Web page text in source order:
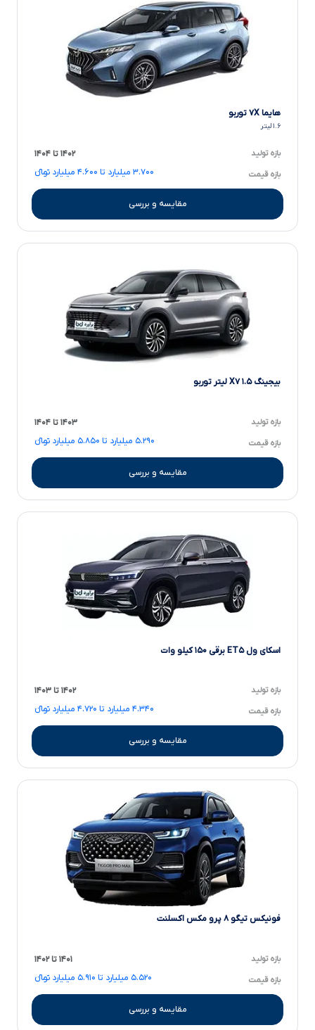
هایما ۷X توربو
۱.۶ لیتر
بازه تولید ۱۴۰۲ تا ۱۴۰۴
بازه قیمت ۳.۷۰۰ میلیارد تا ۴.۶۰۰ میلیارد تومانءءء
مقایسه و بررسی
بیجینگ X۷ ۱.۵ لیتر توربو
بازه تولید ۱۴۰۳ تا ۱۴۰۴
بازه قیمت ۵.۲۹۰ میلیارد تا ۵.۸۵۰ میلیارد تومانءءء
مقایسه و بررسی
اسکای ول ET۵ برقی ۱۵۰ کیلو وات
بازه تولید ۱۴۰۲ تا ۱۴۰۳
بازه قیمت ۴.۳۴۰ میلیارد تا ۴.۷۲۰ میلیارد تومانءءء
مقایسه و بررسی
فونیکس تیگو ۸ پرو مکس اکسلنت
بازه تولید ۱۴۰۱ تا ۱۴۰۲
بازه قیمت ۵.۵۲۰ میلیارد تا ۵.۹۱۰ میلیارد تومانءءء
مقایسه و بررسی